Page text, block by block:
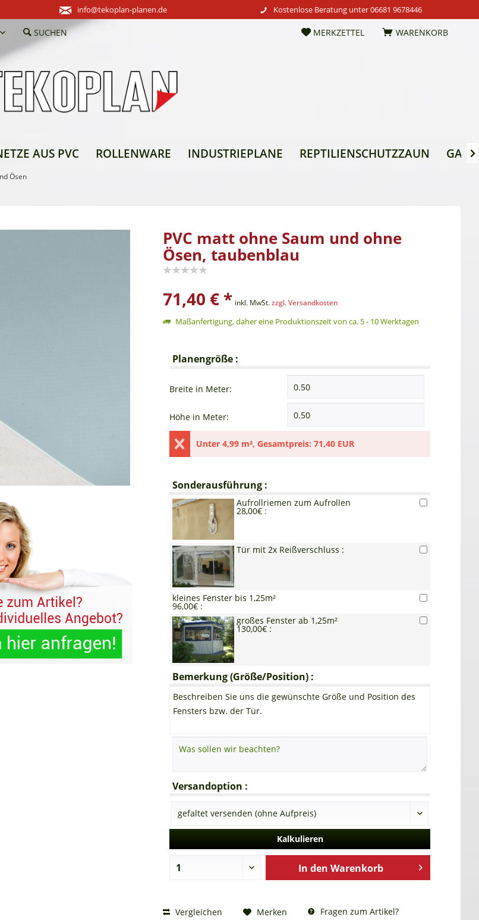
info@tekoplan-planen.de Kostenlose Beratung unter06681 9678446
WARENKORB
MERKZETTEL
SUCHEN
AUS PVC ROLLENWARE INDUSTRIEPLANE REPTILIENSCHUTZZAUN 
Ösen
PVC matt ohne Saum und ohne
Ösen, taubenblau
71,40 € * inkl. MwSt.zzgl. Versandkosten
Maßanfertigung, daher eine Produktionszeit von ca. 5 - 10 Werktagen
Planengröße :
Breite in Meter:
Höhe in Meter:
Unter 4,99 m², Gesamtpreis: 71,40 EUR
Sonderausführung :
Aufrollriemen zum Aufrollen
28,00€ :
Tür mit 2x Reißverschluss :
kleines Fenster bis 1,25m²
96,00€ :
großes Fenster ab 1,25m²
130,00€ :
Bemerkung (Größe/Position) :
Beschreiben Sie uns die gewünschte Größe und Position des
Fensters bzw. der Tür.
Versandoption :
Kalkulieren
In den Warenkorb
Vergleichen Merken
Fragen zum Artikel?